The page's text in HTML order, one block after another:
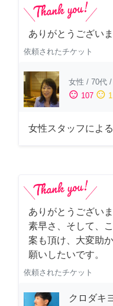
ありがとうござい
依頼されたチケット
女性 / 70代 /
sentiment_satisfied 107 sentiment_neutral 1
女性スタッフによ
ありがとうござい
素早さ、そして、
案も頂け、大変助
願いしたいです。
依頼されたチケット
クロダキ